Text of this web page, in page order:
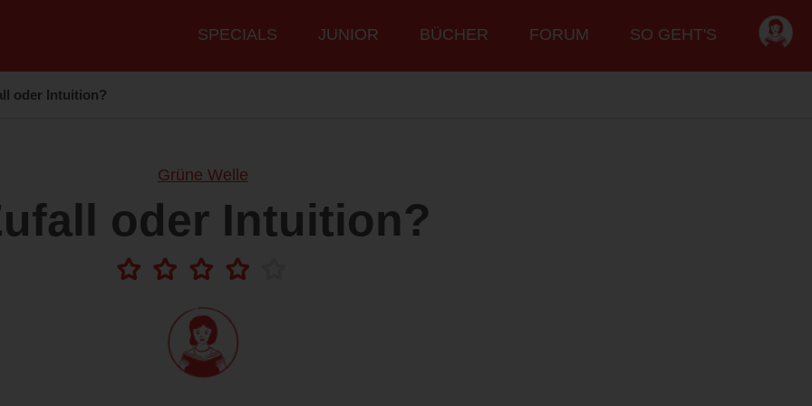
Hauptmenü
SPECIALS JUNIOR BÜCHER FORUM SO GEHT'S
oder Intuition?
Grüne Welle
oder Intuition?